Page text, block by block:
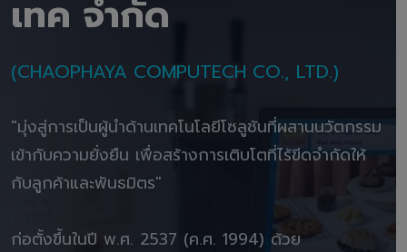
เทค จำกัด
(CHAOPHAYA COMPUTECH CO., LTD.)
"มุ่งสู่การเป็นผู้นำด้านเทคโนโลยีโซลูชันที่ผสานนวัตกรรม
เข้ากับความยั่งยืน เพื่อสร้างการเติบโตที่ไร้ขีดจำกัดให้
กับลูกค้าและพันธมิตร"
ก่อตั้งขึ้นในปี พ.ศ. 2537 (ค.ศ. 1994) ด้วย